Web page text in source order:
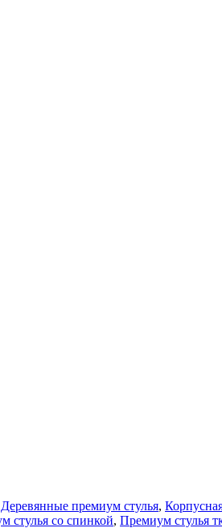
Деревянные премиум стулья,
стулья со спинкой, Премиум стулья